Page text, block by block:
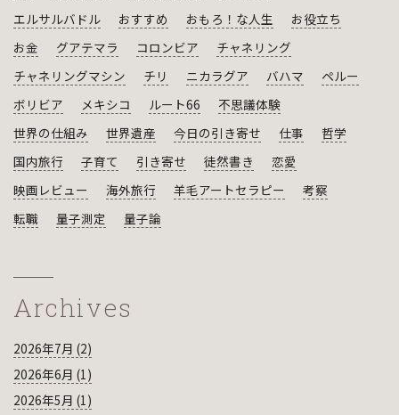
エルサルバドル
おすすめ おもろ！な人生
お役立ち
お金
グアテマラ コロンビア
チャネリング
チャネリングマシン
チリ ニカラグア バハマ
ペルー
ボリビア
メキシコ ルート66
不思議体験
世界の仕組み
世界遺産 今日の引き寄せ 仕事
哲学
国内旅行
子育て 引き寄せ 徒然書き
恋愛
映画レビュー
海外旅行 羊毛アートセラピー
考察
転職
量子測定 量子論
Archives
2026年7月 (2)
2026年6月 (1)
2026年5月 (1)